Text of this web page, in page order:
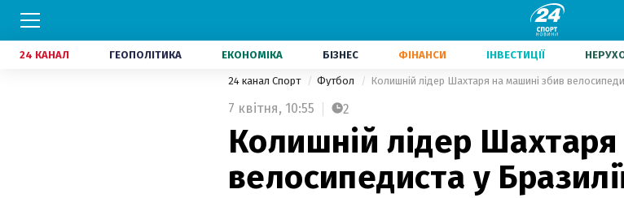
24 КАНАЛ ГЕОПОЛІТИКА ЕКОНОМІКА БІЗНЕС ФІНАНСИ ІНВЕСТИЦІЇ
24 канал Спорт Футбол Колишній лідер Шахтаря на машині збив
7 квітня, 10:55 2
Колишній лідер
велосипедиста у